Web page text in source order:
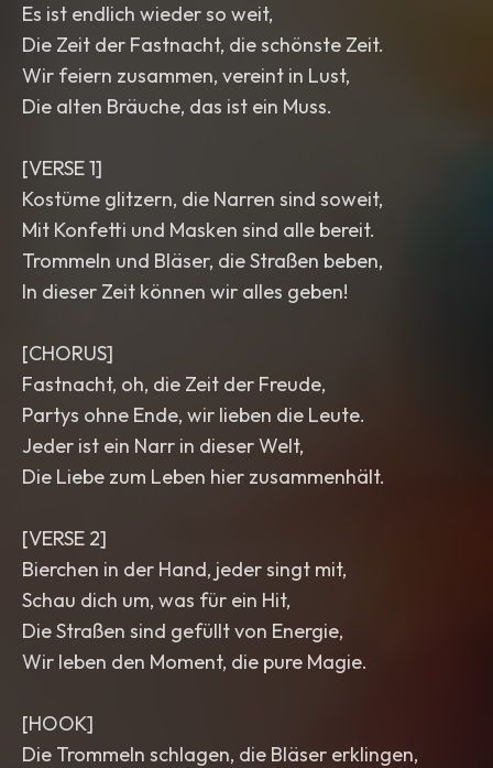
Es ist endlich wieder so weit,
Die Zeit der Fastnacht, die schönste Zeit.
Wir feiern zusammen, vereint in Lust,
Die alten Bräuche, das ist ein Muss.
[VERSE 1]
Kostüme glitzern, die Narren sind soweit,
Mit Konfetti und Masken sind alle bereit.
Trommeln und Bläser, die Straßen beben,
In dieser Zeit können wir alles geben!
[CHORUS]
Fastnacht, oh, die Zeit der Freude,
Partys ohne Ende, wir lieben die Leute.
Jeder ist ein Narr in dieser Welt,
Die Liebe zum Leben hier zusammenhält.
[VERSE 2]
Bierchen in der Hand, jeder singt mit,
Schau dich um, was für ein Hit,
Die Straßen sind gefüllt von Energie,
Wir leben den Moment, die pure Magie.
[HOOK]
Die Trommeln schlagen, die Bläser erklingen,